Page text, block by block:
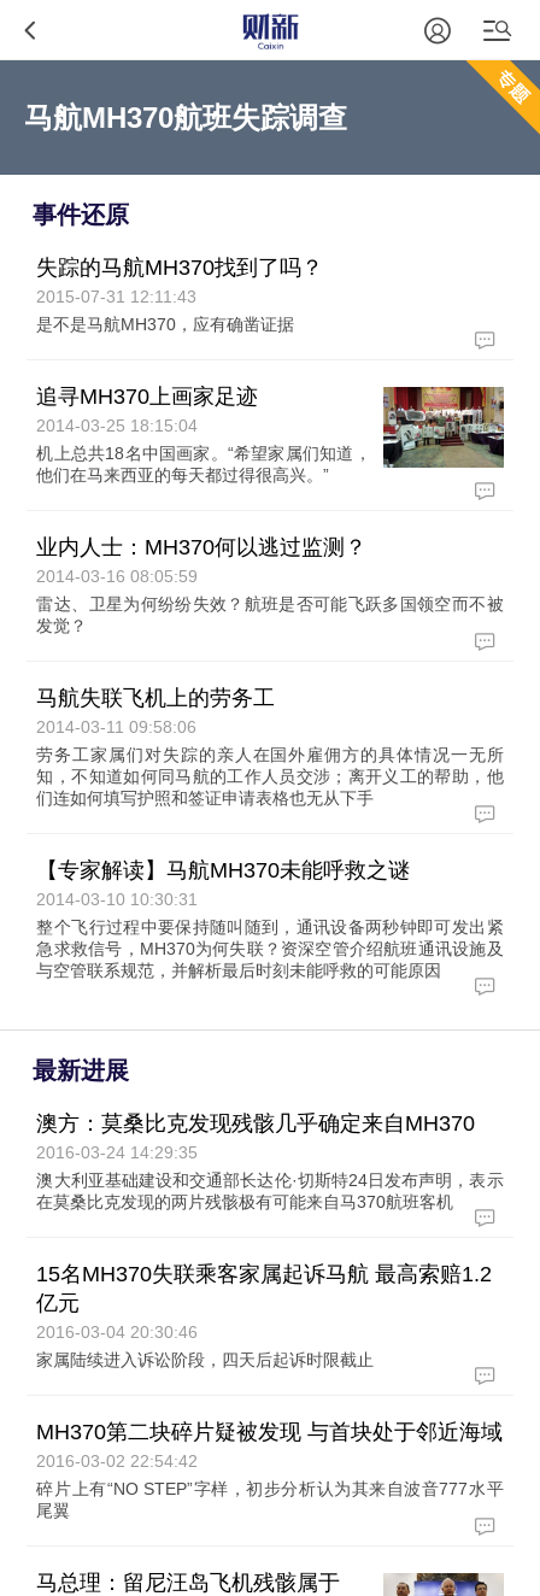
马航MH370航班失踪调查
事件还原
失踪的马航MH370找到了吗？
2015-07-31 12:11:43
是不是马航MH370，应有确凿证据
追寻MH370上画家足迹
2014-03-25 18:15:04
机上总共18名中国画家。“希望家属们知道，
他们在马来西亚的每天都过得很高兴。”
业内人士：MH370何以逃过监测？
2014-03-16 08:05:59
雷达、卫星为何纷纷失效？航班是否可能飞跃多国领空而不被
发觉？
马航失联飞机上的劳务工
2014-03-11 09:58:06
劳务工家属们对失踪的亲人在国外雇佣方的具体情况一无所
知，不知道如何同马航的工作人员交涉；离开义工的帮助，他
们连如何填写护照和签证申请表格也无从下手
【专家解读】马航MH370未能呼救之谜
2014-03-10 10:30:31
整个飞行过程中要保持随叫随到，通讯设备两秒钟即可发出紧
急求救信号，MH370为何失联？资深空管介绍航班通讯设施及
与空管联系规范，并解析最后时刻未能呼救的可能原因
最新进展
澳方：莫桑比克发现残骸几乎确定来自MH370
2016-03-24 14:29:35
澳大利亚基础建设和交通部长达伦·切斯特24日发布声明，表示
在莫桑比克发现的两片残骸极有可能来自马370航班客机
15名MH370失联乘客家属起诉马航 最高索赔1.2
亿元
2016-03-04 20:30:46
家属陆续进入诉讼阶段，四天后起诉时限截止
MH370第二块碎片疑被发现 与首块处于邻近海域
2016-03-02 22:54:42
碎片上有“NO STEP”字样，初步分析认为其来自波音777水平
尾翼
马总理：留尼汪岛飞机残骸属于